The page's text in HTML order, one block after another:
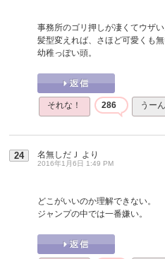
事務所のゴリ押しが凄くてウザい
髪型変えれば、さほど可愛くも無
幼稚っぽい頭。
それな！ 286 うー
24 名無しだＪ より
2016年1月6日 1:49 PM
どこがいいのか理解できない。
ジャンプの中では一番嫌い。